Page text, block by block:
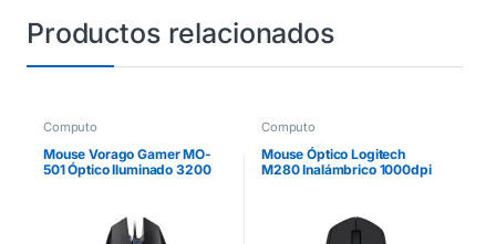
Productos relacionados
Computo
Mouse Vorago Gamer MO-
501 Óptico Iluminado 3200
Computo
Mouse Óptico Logitech
M280 Inalámbrico 1000dpi